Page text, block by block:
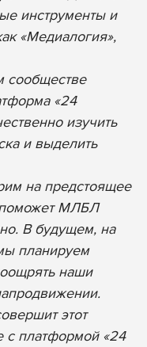
инструменты и
«Медиалогия»,
сообществе
«24
изучить
и выделить
на предстоящее
поможет МЛБЛ
В будущем, на
планируем
наши
этот
с платформой «24